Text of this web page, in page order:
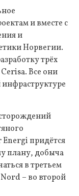
и вместе с
и
Норвегии.
трёх
Все они
Energi придётся
плану, добыча
в третьем
– во второй